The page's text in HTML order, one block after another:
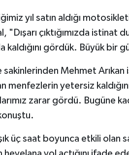
yıl satın aldığı
"Dışarı çıktığımızda istinat
kaldığını gördük. Büyük
sakinlerinden Mehmet
menfezlerin yetersiz
zarar gördü. Bugüne
üç saat boyunca etkili olan